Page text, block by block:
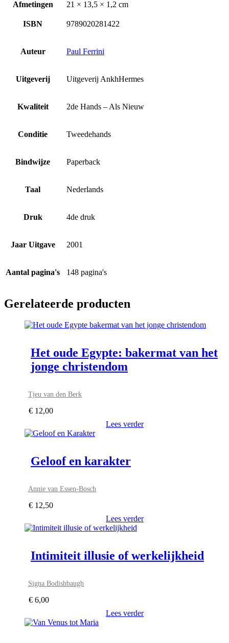
Afmetingen 21 × 13,5 × 1,2 cm
ISBN 9789020281422
Auteur Paul Ferrini
Uitgeverij Uitgeverij AnkhHermes
Kwaliteit 2de Hands – Als Nieuw
Conditie Tweedehands
Bindwijze Paperback
Taal Nederlands
Druk 4de druk
Jaar Uitgave 2001
Aantal pagina's 148 pagina's
Gerelateerde producten
Het oude Egypte: bakermat van het
jonge christendom
Tjeu van den Berk
€ 12,00
Lees verder
Geloof en karakter
Annie van Essen-Bosch
€ 12,50
Lees verder
Intimiteit illusie of werkelijkheid
Signa Bodishbaugh
€ 6,00
Lees verder